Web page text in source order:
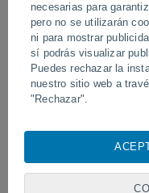
necesarias para
pero no se utilizarán
ni para mostrar
sí podrás visualizar
Puedes rechazar la
nuestro sitio web a
"Rechazar".
cookies,
visita en este sitio
identificadores de
Un rayo impactó en un
fútbol en Narathiwat,
Síguenos